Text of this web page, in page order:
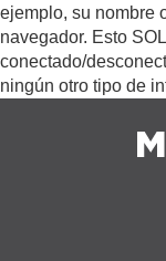
ejemplo, su nombre
navegador. Esto
conectado/
ningún otro tipo de